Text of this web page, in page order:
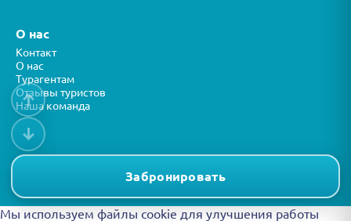
Забронировать
О нас
Контакт
О нас
Турагентам
Отзывы туристов
Наша команда
Представленная на сайте информация носит справочный характер и
не является публичной офертой.
↑
↓
Мы используем файлы cookie для улучшения работы